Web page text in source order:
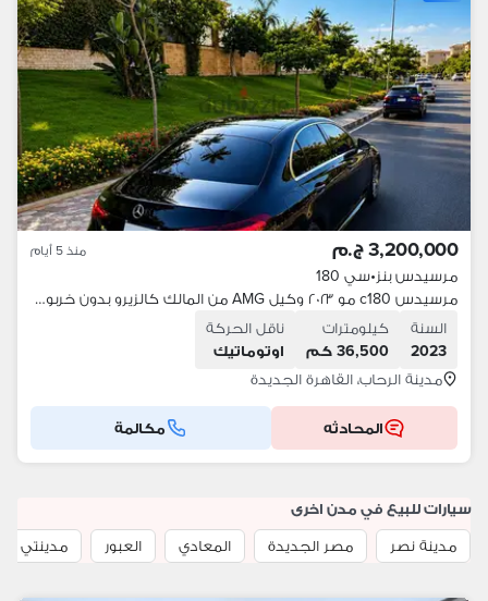
3,200,000 ج.م منذ 5 أيام
مرسيدس بنز•سي 180
مرسيدس c180 مو ٢٠٢٣ وكيل AMG من المالك كالزيرو بدون خربوش
السنة
2023
كيلومترات
36,500 كم
ناقل الحركة
اوتوماتيك
مدينة الرحاب، القاهرة الجديدة
المحادثه مكالمة
سيارات للبيع في مدن اخرى
مدينة نصر
مصر الجديدة المعادي العبور مدينتي